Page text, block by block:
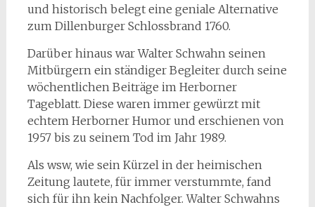
und historisch belegt eine geniale Alternative
zum Dillenburger Schlossbrand 1760.
Darüber hinaus war Walter Schwahn seinen
Mitbürgern ein ständiger Begleiter durch seine
wöchentlichen Beiträge im Herborner
Tageblatt. Diese waren immer gewürzt mit
echtem Herborner Humor und erschienen von
1957 bis zu seinem Tod im Jahr 1989.
Als wsw, wie sein Kürzel in der heimischen
Zeitung lautete, für immer verstummte, fand
sich für ihn kein Nachfolger. Walter Schwahns